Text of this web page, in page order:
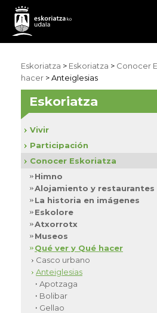
Eskoriatza > Eskoriatza > Conocer
hacer > Anteiglesias
Eskoriatza
Vivir
Participación
Conocer Eskoriatza
Himno
Alojamiento y restaurantes
La historia en imágenes
Eskolore
Atxorrotx
Museos
Qué ver y Qué hacer
Casco urbano
Anteiglesias
Apotzaga
Bolibar
Gellao